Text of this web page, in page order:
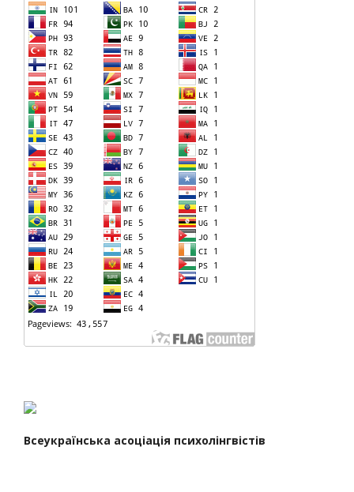
Всеукраїнська асоціація психолінгвістів